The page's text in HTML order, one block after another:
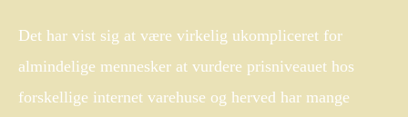
Det har vist sig at være virkelig ukompliceret for
almindelige mennesker at vurdere prisniveauet hos
forskellige internet varehuse og herved har mange